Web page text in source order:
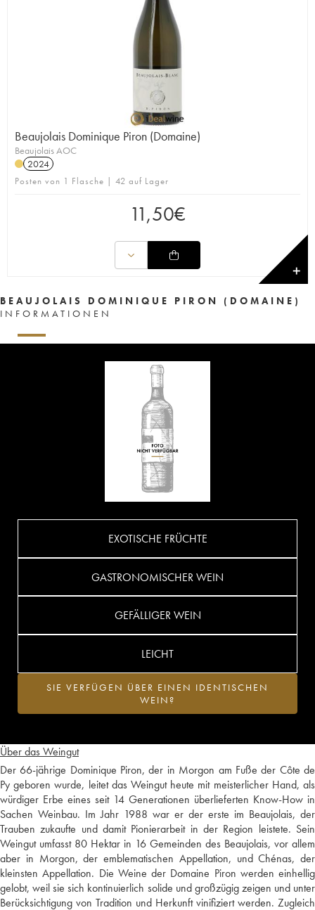
Beaujolais Dominique Piron (Domaine)
Beaujolais AOC
2024
Posten von 1 Flasche | 42 auf Lager
11,50€
✕
BEAUJOLAIS DOMINIQUE PIRON (DOMAINE)
INFORMATIONEN
Über das Weingut
Der 66-jährige Dominique Piron, der in Morgon am Fuße der Côte de
Py geboren wurde, leitet das Weingut heute mit meisterlicher Hand, als
würdiger Erbe eines seit 14 Generationen überlieferten Know-How in
Sachen Weinbau. Im Jahr 1988 war er der erste im Beaujolais, der
Trauben zukaufte und damit Pionierarbeit in der Region leistete. Sein
Weingut umfasst 80 Hektar in 16 Gemeinden des Beaujolais, vor allem
aber in Morgon, der emblematischen Appellation, und Chénas, der
kleinsten Appellation. Die Weine der Domaine Piron werden einhellig
gelobt, weil sie sich kontinuierlich solide und großzügig zeigen und unter
Berücksichtigung von Tradition und Herkunft vinifiziert werden. Zugleich
EXOTISCHE FRÜCHTE
GASTRONOMISCHER WEIN
GEFÄLLIGER WEIN
LEICHT
SIE VERFÜGEN ÜBER EINEN IDENTISCHEN
WEIN?